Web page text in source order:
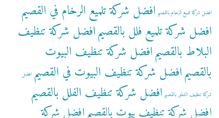
افضل شركة تلميع الرخام بالقصيم افضل شركة تلميع الرخام في القصيم
افضل شركة تلميع فلل بالقصيمافضل شركة تنظيف
البلاط بالقصيمافضل شركة تنظيف البيوت
بالقصيمافضل شركة تنظيف البيوت في القصيم افضل
شركة تنظيف الشقق بالقصيم افضل شركة تنظيف الفلل بالقصيم
افضل شركة تنظيف بيوت بالقصيمافضل شركة